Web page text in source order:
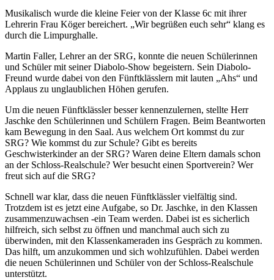
Musikalisch wurde die kleine Feier von der Klasse 6c mit ihrer
Lehrerin Frau Köger bereichert. „Wir begrüßen euch sehr“ klang es
durch die Limpurghalle.
Martin Faller, Lehrer an der SRG, konnte die neuen Schülerinnen
und Schüler mit seiner Diabolo-Show begeistern. Sein Diabolo-
Freund wurde dabei von den Fünftklässlern mit lauten „Ahs“ und
Applaus zu unglaublichen Höhen gerufen.
Um die neuen Fünftklässler besser kennenzulernen, stellte Herr
Jaschke den Schülerinnen und Schülern Fragen. Beim Beantworten
kam Bewegung in den Saal. Aus welchem Ort kommst du zur
SRG? Wie kommst du zur Schule? Gibt es bereits
Geschwisterkinder an der SRG? Waren deine Eltern damals schon
an der Schloss-Realschule? Wer besucht einen Sportverein? Wer
freut sich auf die SRG?
Schnell war klar, dass die neuen Fünftklässler vielfältig sind.
Trotzdem ist es jetzt eine Aufgabe, so Dr. Jaschke, in den Klassen
zusammenzuwachsen -ein Team werden. Dabei ist es sicherlich
hilfreich, sich selbst zu öffnen und manchmal auch sich zu
überwinden, mit den Klassenkameraden ins Gespräch zu kommen.
Das hilft, um anzukommen und sich wohlzufühlen. Dabei werden
die neuen Schülerinnen und Schüler von der Schloss-Realschule
unterstützt.